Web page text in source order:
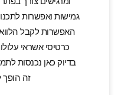
גמישות ואפשרות
האפשרות לקבל
כרטיסי אשראי
בדיוק כאן נכנסות
זה הופך